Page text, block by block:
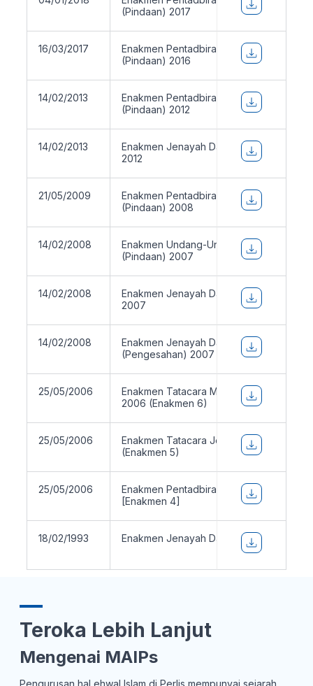
(Pindaan) 2017
16/03/2017
Enakmen Pentadbiran Agama Islam
(Pindaan) 2016
14/02/2013
Enakmen Pentadbiran Agama Islam
(Pindaan) 2012
14/02/2013
Enakmen Jenayah Dalam Syarak
2012
21/05/2009
Enakmen Pentadbiran Agama Islam
(Pindaan) 2008
14/02/2008
Enakmen Undang-Undang Keluarga Islam
(Pindaan) 2007
14/02/2008
Enakmen Jenayah Dalam Syarak
2007
14/02/2008
Enakmen Jenayah Dalam Syarak
(Pengesahan) 2007
25/05/2006
Enakmen Tatacara Mal Mahkamah
2006 (Enakmen 6)
25/05/2006
Enakmen Tatacara Jenayah Syariah 2006
(Enakmen 5)
25/05/2006
Enakmen Pentadbiran Agama Islam 2006
[Enakmen 4]
18/02/1993 Enakmen Jenayah Dalam Syarak 1991
Teroka Lebih Lanjut
Mengenai MAIPs